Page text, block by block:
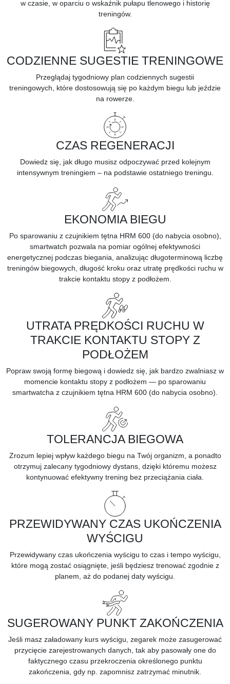
w czasie, w oparciu o wskaźnik pułapu tlenowego i historię
treningów.
CODZIENNE SUGESTIE TRENINGOWE
Przeglądaj tygodniowy plan codziennych sugestii
treningowych,
które dostosowują się po każdym biegu lub jeździe
na rowerze.
CZAS REGENERACJI
Dowiedz się, jak długo musisz odpoczywać przed kolejnym
intensywnym treningiem – na podstawie ostatniego treningu.
EKONOMIA BIEGU
Po sparowaniu z czujnikiem tętna HRM 600 (do nabycia osobno),
smartwatch pozwala na pomiar ogólnej efektywności
energetycznej podczas biegania, analizując długoterminową liczbę
treningów biegowych, długość kroku oraz utratę prędkości ruchu w
trakcie kontaktu stopy z podłożem.
UTRATA PRĘDKOŚCI RUCHU W
TRAKCIE KONTAKTU STOPY Z
PODŁOŻEM
Popraw swoją formę biegową i dowiedz się, jak bardzo zwalniasz w
momencie kontaktu stopy z podłożem — po sparowaniu
smartwatcha z czujnikiem tętna HRM 600 (do nabycia osobno).
TOLERANCJA BIEGOWA
Zrozum lepiej wpływ każdego biegu na Twój organizm, a ponadto
otrzymuj zalecany tygodniowy dystans, dzięki któremu możesz
kontynuować efektywny trening bez przeciążania ciała.
PRZEWIDYWANY CZAS UKOŃCZENIA
WYŚCIGU
Przewidywany czas ukończenia wyścigu to czas i tempo wyścigu,
które mogą zostać osiągnięte, jeśli będziesz trenować zgodnie z
planem, aż do podanej daty wyścigu.
SUGEROWANY PUNKT ZAKOŃCZENIA
Jeśli masz załadowany kurs wyścigu, zegarek może zasugerować
przycięcie zarejestrowanych danych, tak aby pasowały one do
faktycznego czasu przekroczenia określonego punktu
zakończenia, gdy np. zapomnisz zatrzymać minutnik.